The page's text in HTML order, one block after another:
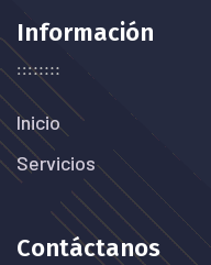
Información
Inicio
Servicios
Contáctanos